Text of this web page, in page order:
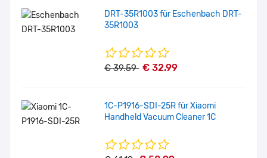
DRT-35R1003 für Eschenbach DRT-
35R1003
€ 39.59 € 32.99
1C-P1916-SDI-25R für Xiaomi
Handheld Vacuum Cleaner 1C